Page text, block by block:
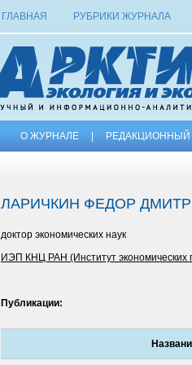
ГЛАВНАЯ РУБРИКИ ЖУРНАЛА
О ЖУРНАЛЕ РЕДАКЦИОННЫЙ
ЛАРИЧКИН ФЕДОР
доктор экономических наук
ИЭП КНЦ РАН (Институт
Публикации: